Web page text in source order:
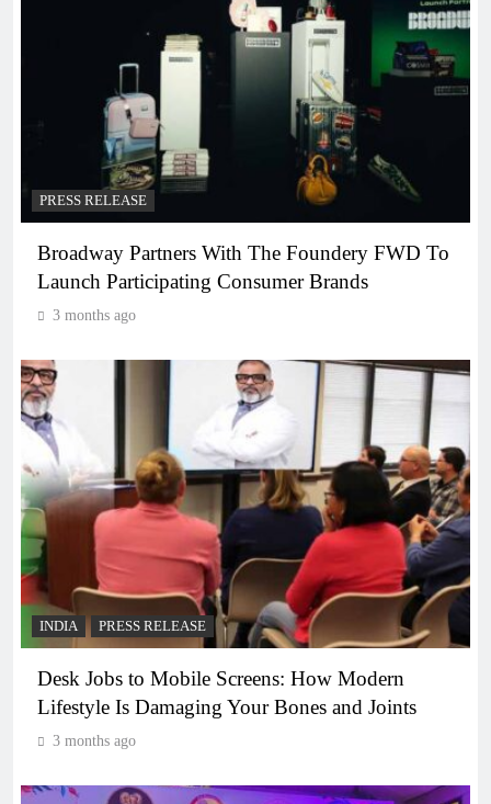
PRESS RELEASE
Broadway Partners With The Foundery FWD To
Launch Participating Consumer Brands
3 months ago
INDIA PRESS RELEASE
Desk Jobs to Mobile Screens: How Modern
Lifestyle Is Damaging Your Bones and Joints
3 months ago